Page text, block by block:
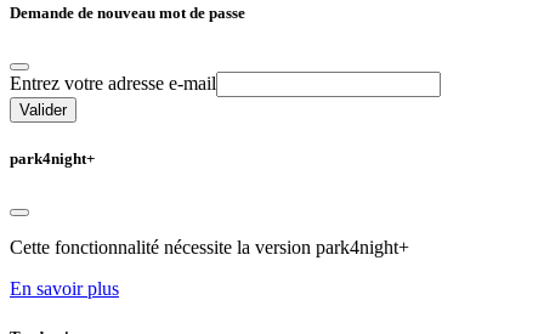
Demande de nouveau mot de passe
Entrez votre adresse e-mail
Valider
park4night+
Cette fonctionnalité nécessite la version park4night+
En savoir plus